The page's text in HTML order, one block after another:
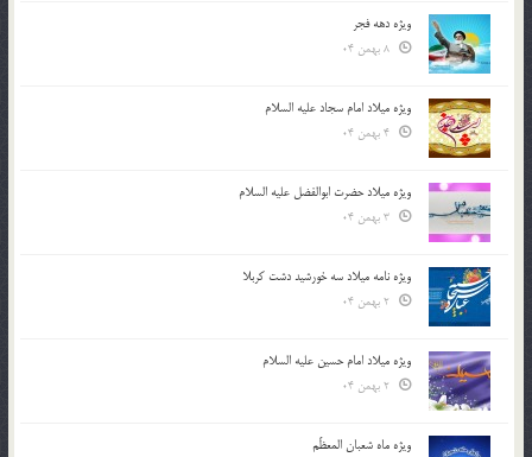
ویژه دهه فجر
ویژه میلاد امام سجاد علیه السلام
ویژه میلاد حضرت ابوالفضل علیه السلام
ویژه نامه میلاد سه خورشید دشت کربلا
ویژه میلاد امام حسین علیه السلام
ویژه ماه شعبان المعظّم